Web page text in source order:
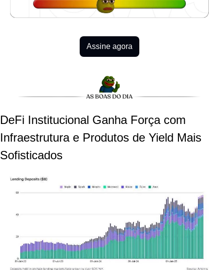
Assine agora
DeFi Institucional Ganha Força com
Infraestrutura e Produtos de Yield Mais
Sofisticados